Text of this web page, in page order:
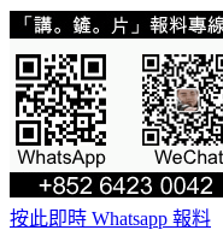
按此即時 Whatsapp 報料